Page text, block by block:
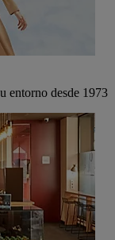
entorno desde 1973